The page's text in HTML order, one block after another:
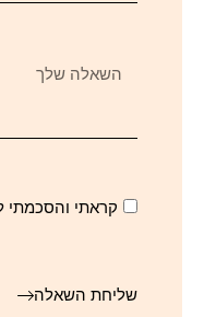
קראתי והסכמתי
שליחת השאלה